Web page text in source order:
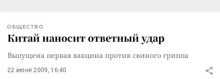
ОБЩЕСТВО
Китай наносит ответный удар
Выпущена первая вакцина против свиного гриппа
22 июня 2009, 16:40